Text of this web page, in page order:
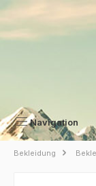
Zum Hauptinhalt
Navigation
Bekleidung